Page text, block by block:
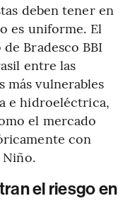
deben tener en
es uniforme. El
Bradesco BBI
entre las
más vulnerables
e hidroeléctrica,
el mercado
con
Niño.
el riesgo en